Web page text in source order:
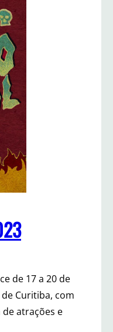
de 17 a 20 de
Curitiba, com
atrações e